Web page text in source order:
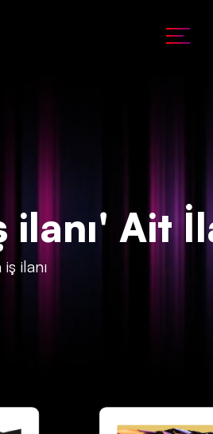
public_html/api/kontrol/etiket.php
ilanı' Ait
ilanı